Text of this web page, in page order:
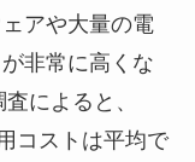
アや大量の電
非常に高くな
によると、
コストは平均で